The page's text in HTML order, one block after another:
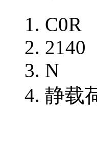
C0R
2140
N
静载